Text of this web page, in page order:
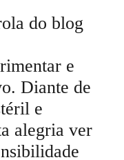
do blog
e
Diante de
e
alegria ver